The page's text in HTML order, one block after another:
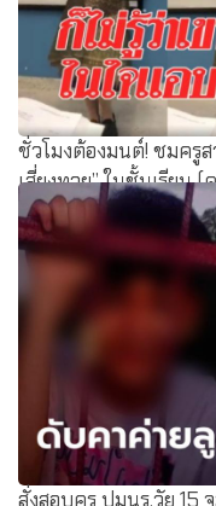
ชั่วโมงต้องมนต์! ชมครู
เสี่ยงทาย” ในชั้นเรียน (
สั่งสอบครู ปมนร.วัย 15